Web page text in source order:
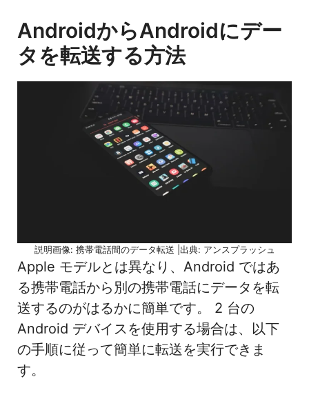
AndroidからAndroidにデー
タを転送する方法
説明画像: 携帯電話間のデータ転送 |出典: アンスプラッシュ
Apple モデルとは異なり、Android ではあ
る携帯電話から別の携帯電話にデータを転
送するのがはるかに簡単です。 2 台の
Android デバイスを使用する場合は、以下
の手順に従って簡単に転送を実行できま
す。